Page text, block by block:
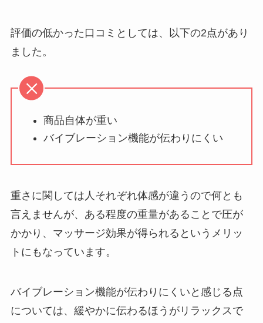
評価の低かった口コミとしては、以下の2点があり
ました。
商品自体が重い
バイブレーション機能が伝わりにくい
重さに関しては人それぞれ体感が違うので何とも
言えませんが、ある程度の重量があることで圧が
かかり、マッサージ効果が得られるというメリッ
トにもなっています。
バイブレーション機能が伝わりにくいと感じる点
については、緩やかに伝わるほうがリラックスで